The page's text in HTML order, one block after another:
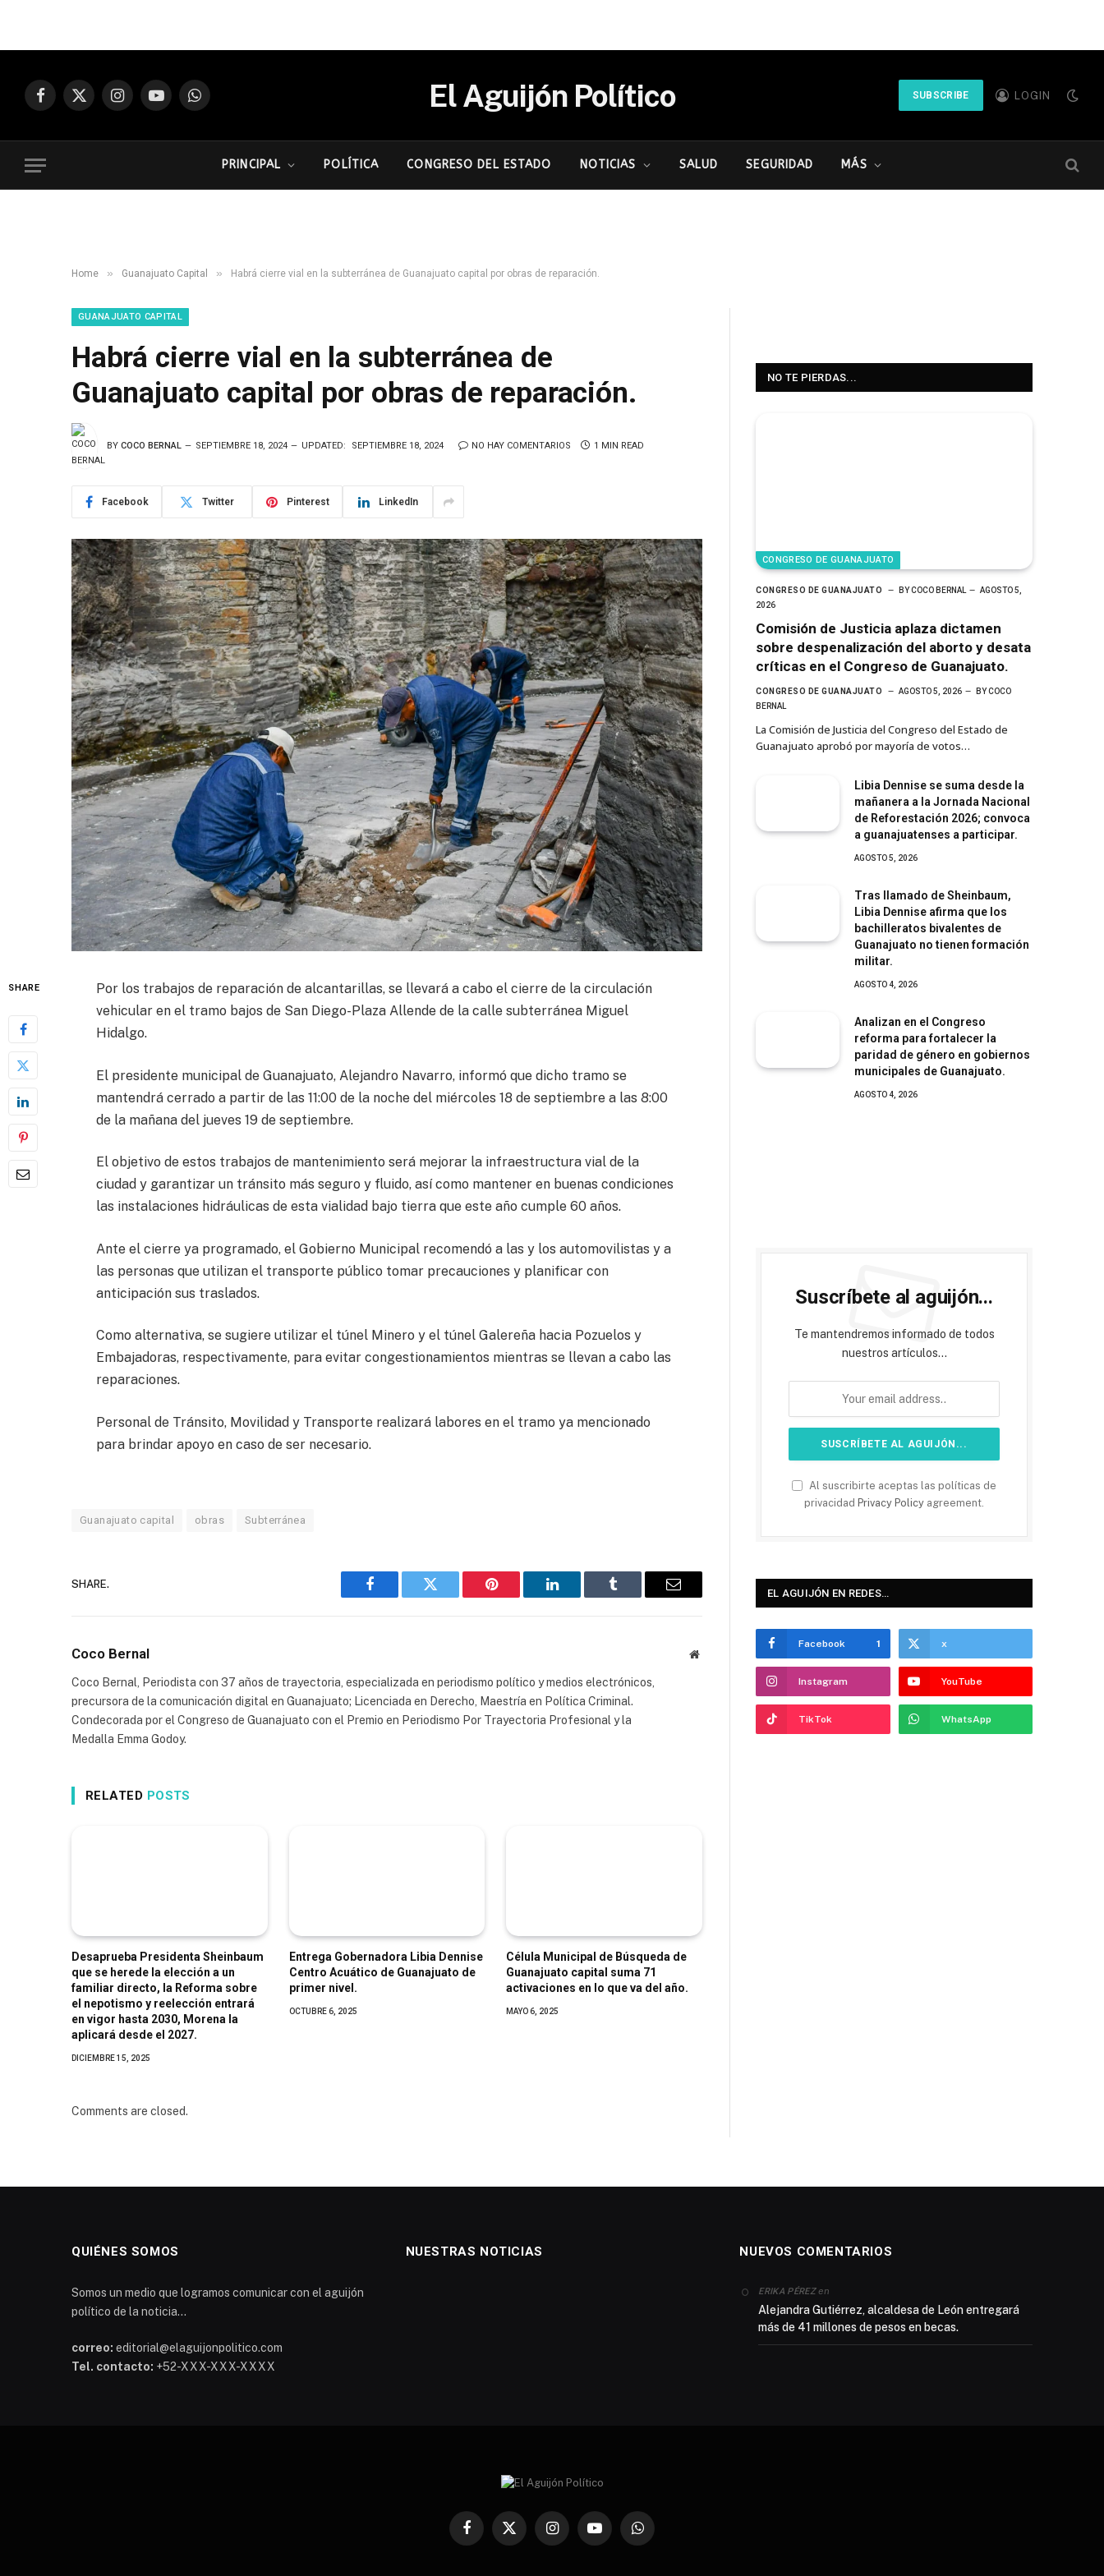
Facebook
X
InstagramYouTubeWhatsApp El Aguijón Político SUBSCRIBE LOGIN
PRINCIPAL POLÍTICA CONGRESO DEL ESTADO NOTICIAS SALUD SEGURIDAD MÁS
Home » Guanajuato Capital » Habrá cierre vial en la subterránea de Guanajuato capital por obras de reparación.
GUANAJUATO CAPITAL
Habrá cierre vial en la subterránea de
Guanajuato capital por obras de reparación.
BY COCO BERNAL SEPTIEMBRE 18, 2024 UPDATED: SEPTIEMBRE 18, 2024 NO HAY COMENTARIOS 1 MIN READ
Facebook Twitter Pinterest LinkedIn
SHARE
Por los trabajos de reparación de alcantarillas, se llevará a cabo el cierre de la circulación
vehicular en el tramo bajos de San Diego-Plaza Allende de la calle subterránea Miguel
Hidalgo.
El presidente municipal de Guanajuato, Alejandro Navarro, informó que dicho tramo se
mantendrá cerrado a partir de las 11:00 de la noche del miércoles 18 de septiembre a las 8:00
de la mañana del jueves 19 de septiembre.
El objetivo de estos trabajos de mantenimiento será mejorar la infraestructura vial de la
ciudad y garantizar un tránsito más seguro y fluido, así como mantener en buenas condiciones
las instalaciones hidráulicas de esta vialidad bajo tierra que este año cumple 60 años.
Ante el cierre ya programado, el Gobierno Municipal recomendó a las y los automovilistas y a
las personas que utilizan el transporte público tomar precauciones y planificar con
anticipación sus traslados.
Como alternativa, se sugiere utilizar el túnel Minero y el túnel Galereña hacia Pozuelos y
Embajadoras, respectivamente, para evitar congestionamientos mientras se llevan a cabo las
reparaciones.
Personal de Tránsito, Movilidad y Transporte realizará labores en el tramo ya mencionado
para brindar apoyo en caso de ser necesario.
Guanajuato capital obras Subterránea
SHARE.
Facebook Twitter Pinterest LinkedIn Tumblr Email
Coco Bernal Website
Coco Bernal, Periodista con 37 años de trayectoria, especializada en periodismo político y medios electrónicos,
precursora de la comunicación digital en Guanajuato; Licenciada en Derecho, Maestría en Política Criminal.
Condecorada por el Congreso de Guanajuato con el Premio en Periodismo Por Trayectoria Profesional y la
Medalla Emma Godoy.
RELATED POSTS
Desaprueba Presidenta Sheinbaum
que se herede la elección a un
familiar directo, la Reforma sobre
el nepotismo y reelección entrará
en vigor hasta 2030, Morena la
aplicará desde el 2027.
DICIEMBRE 15, 2025
Entrega Gobernadora Libia Dennise
Centro Acuático de Guanajuato de
primer nivel.
OCTUBRE 6, 2025
Célula Municipal de Búsqueda de
Guanajuato capital suma 71
activaciones en lo que va del año.
MAYO 6, 2025
Comments are closed.
NO TE PIERDAS...
CONGRESO DE GUANAJUATO
CONGRESO DE GUANAJUATO BYCOCO BERNAL
AGOSTO 5,
2026
Comisión de Justicia aplaza dictamen
sobre despenalización del aborto y desata
críticas en el Congreso de Guanajuato.
CONGRESO DE GUANAJUATO AGOSTO 5, 2026 BYCOCO
BERNAL
La Comisión de Justicia del Congreso del Estado de
Guanajuato aprobó por mayoría de votos…
Libia Dennise se suma desde la
mañanera a la Jornada Nacional
de Reforestación 2026; convoca
a guanajuatenses a participar.
AGOSTO 5, 2026
Tras llamado de Sheinbaum,
Libia Dennise afirma que los
bachilleratos bivalentes de
Guanajuato no tienen formación
militar.
AGOSTO 4, 2026
Analizan en el Congreso
reforma para fortalecer la
paridad de género en gobiernos
municipales de Guanajuato.
AGOSTO 4, 2026
Suscríbete al aguijón...
Te mantendremos informado de todos
nuestros artículos...
Al suscribirte aceptas las políticas de
privacidad Privacy Policy agreement.
EL AGUIJÓN EN REDES…
Facebook 1 x
Instagram YouTube
TikTok WhatsApp
QUIÉNES SOMOS
Somos un medio que logramos comunicar con el aguijón
político de la noticia...
correo: editorial@elaguijonpolitico.com
Tel. contacto: +52-XXX-XXX-XXXX
NUESTRAS NOTICIAS NUEVOS COMENTARIOS
ERIKA PÉREZen
Alejandra Gutiérrez, alcaldesa de León entregará
más de 41 millones de pesos en becas.
Facebook
X
InstagramYouTubeWhatsApp